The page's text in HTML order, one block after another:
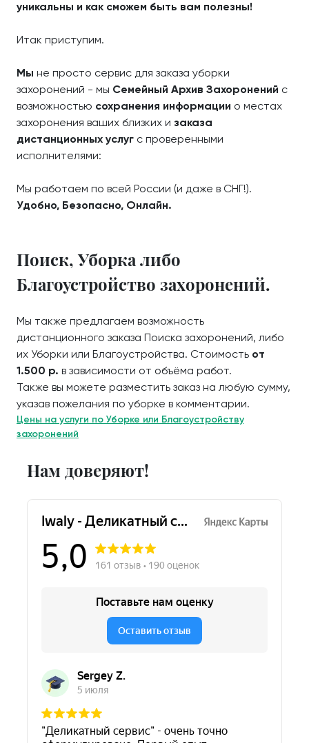
уникальны и как сможем быть вам полезны!
Итак приступим.
Мы не просто сервис для заказа уборки
захоронений - мы Семейный Архив Захоронений с
возможностью сохранения информации о местах
захоронения ваших близких и заказа
дистанционных услуг с проверенными
исполнителями:
Мы работаем по всей России (и даже в СНГ!).
Удобно, Безопасно, Онлайн.
Поиск, Уборка либо
Благоустройство захоронений.
Мы также предлагаем возможность
дистанционного заказа Поиска захоронений, либо
их Уборки или Благоустройства. Стоимость от
1.500 р. в зависимости от объёма работ.
Также вы можете разместить заказ на любую сумму,
указав пожелания по уборке в комментарии.
Цены на услуги по Уборке или Благоустройству
захоронений
Нам доверяют!